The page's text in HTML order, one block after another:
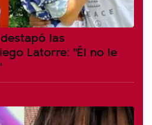
las
Latorre: "Él no le